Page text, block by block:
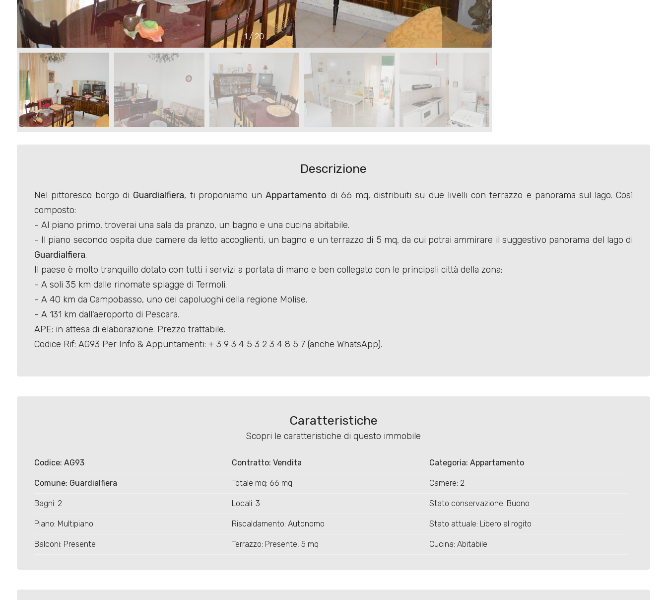
1 / 20
Descrizione
Nel pittoresco borgo di Guardialfiera, ti proponiamo unAppartamento di 66 mq, distribuiti su due livelli con terrazzo e panorama sul lago. Così
composto:
- Al piano primo, troverai una sala da pranzo, un bagno e una cucina abitabile.
- Il piano secondo ospita due camere da letto accoglienti, un bagno e un terrazzo di 5 mq, da cui potrai ammirare il suggestivo panorama del lago di
Guardialfiera.
Il paese è molto tranquillo dotato con tutti i servizi a portata di mano e ben collegato con le principali città della zona:
- A soli 35 km dalle rinomate spiagge di Termoli.
- A 40 km da Campobasso, uno dei capoluoghi della regione Molise.
- A 131 km dall'aeroporto di Pescara.
APE: in attesa di elaborazione. Prezzo trattabile.
Codice Rif: AG93 Per Info & Appuntamenti: + 3 9 3 4 5 3 2 3 4 8 5 7 (anche WhatsApp).
Caratteristiche
Scopri le caratteristiche di questo immobile
Codice: AG93 Contratto: Vendita Categoria: Appartamento
Comune: Guardialfiera Totale mq: 66 mq Camere: 2
Bagni: 2 Locali: 3 Stato conservazione: Buono
Piano: Multipiano Riscaldamento: Autonomo Stato attuale: Libero al rogito
Balconi: Presente Terrazzo: Presente, 5 mq Cucina: Abitabile
Residenziali
Commerciali
Terreni
Prezzo
Totale